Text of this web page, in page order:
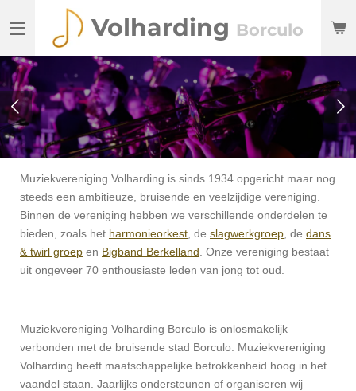
direct
de
hoofdinhoud
Volharding Borculo
Muziekvereniging Volharding is sinds 1934 opgericht maar nog
steeds een ambitieuze, bruisende en veelzijdige vereniging.
Binnen de vereniging hebben we verschillende onderdelen te
bieden, zoals het harmonieorkest , de slagwerkgroep , de dans
& twirl groep en Bigband Berkelland . Onze vereniging bestaat
uit ongeveer 70 enthousiaste leden van jong tot oud.
Muziekvereniging Volharding Borculo is onlosmakelijk
verbonden met de bruisende stad Borculo. Muziekvereniging
Volharding heeft maatschappelijke betrokkenheid hoog in het
vaandel staan. Jaarlijks ondersteunen of organiseren wij